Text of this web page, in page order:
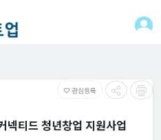
favorite_border 관심등록
넥티드 청년창업 지원사업